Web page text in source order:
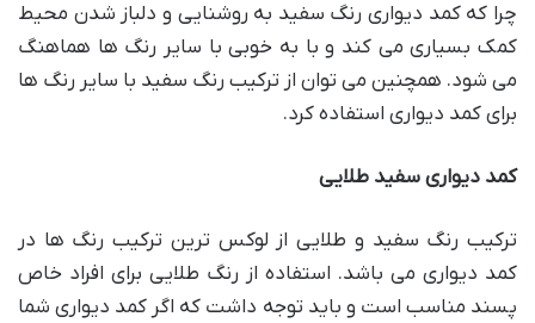
چرا که کمد دیواری رنگ سفید به روشنایی و دلباز شدن محیط
کمک بسیاری می کند و با به خوبی با سایر رنگ ها هماهنگ
می شود. همچنین می توان از ترکیب رنگ سفید با سایر رنگ ها
برای کمد دیواری استفاده کرد.
کمد دیواری سفید طلایی
ترکیب رنگ سفید و طلایی از لوکس ترین ترکیب رنگ ها در
کمد دیواری می باشد. استفاده از رنگ طلایی برای افراد خاص
پسند مناسب است و باید توجه داشت که اگر کمد دیواری شما